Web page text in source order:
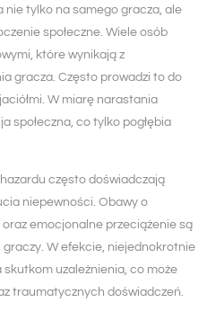
nie tylko na samego gracza, ale
społeczne. Wiele osób
które wynikają z
gracza. Często prowadzi to do
W miarę narastania
społeczna, co tylko pogłębia
często doświadczają
niepewności. Obawy o
emocjonalne przeciążenie są
W efekcie, niejednokrotnie
skutkom uzależnienia, co może
traumatycznych doświadczeń.